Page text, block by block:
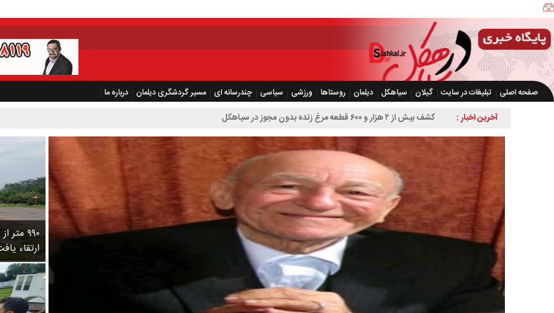
صفحه اصلی تبلیغات در سایت گیلان سیاهکل دیلمان روستاها ورزشی سیاسی چندرسانه ای مسیر گردشگری دیلمان
درباره ما
آخرین اخبار : کشف بیش از ۲ هزار و ۶۰۰ قطعه مرغ زنده بدون مجوز در سیاهکل
۹۹۰
ارتقاء